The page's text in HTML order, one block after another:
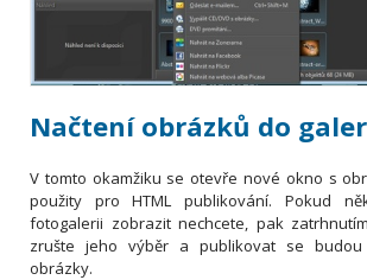
Načtení obrázků do
V tomto okamžiku se otevře nové okno s
použity pro HTML publikování. Pokud
fotogalerii zobrazit nechcete, pak
zrušte jeho výběr a publikovat se budou
obrázky.